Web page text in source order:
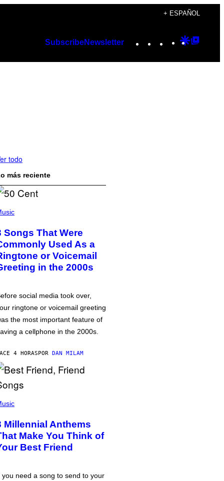
+ ESPAÑOL
SubscribeNewsletter Instagram
TikTok
YouTube
Google
todo
más reciente
Songs That Were
Used As a
or Voicemail
in the 2000s
social media took over,
ringtone or voicemail greeting
the most important feature of
a cellphone in the 2000s.
4 HORASPOR DAN MILAM
Millennial Anthems
Make You Think of
Best Friend
you need a song to send to your